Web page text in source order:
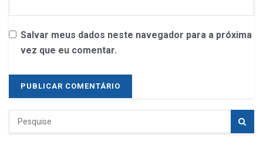
Salvar meus dados neste navegador para a próxima
vez que eu comentar.